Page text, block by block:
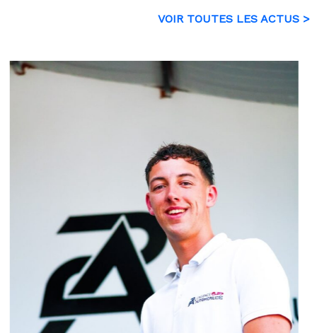
VOIR TOUTES LES ACTUS >
Les Olympiades du FCC approchent à grands
pas !
1 Juin 2026 Aucun Commentaire